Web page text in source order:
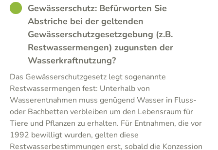
GOODGewässerschutz: Befürworten Sie
Abstriche bei der geltenden
Gewässerschutzgesetzgebung (z.B.
Restwassermengen) zugunsten der
Wasserkraftnutzung?
Das Gewässerschutzgesetz legt sogenannte
Restwassermengen fest: Unterhalb von
Wasserentnahmen muss genügend Wasser in Fluss-
oder Bachbetten verbleiben um den Lebensraum für
Tiere und Pflanzen zu erhalten. Für Entnahmen, die vor
1992 bewilligt wurden, gelten diese
Restwasserbestimmungen erst, sobald die Konzession